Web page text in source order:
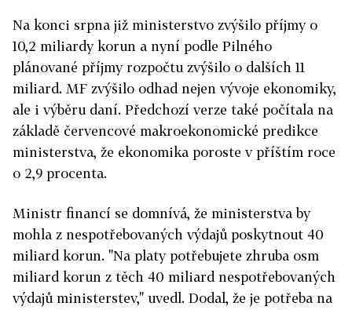
Na konci srpna již ministerstvo zvýšilo příjmy o
10,2 miliardy korun a nyní podle Pilného
plánované příjmy rozpočtu zvýšilo o dalších 11
miliard. MF zvýšilo odhad nejen vývoje ekonomiky,
ale i výběru daní. Předchozí verze také počítala na
základě červencové makroekonomické predikce
ministerstva, že ekonomika poroste v příštím roce
o 2,9 procenta.
Ministr financí se domnívá, že ministerstva by
mohla z nespotřebovaných výdajů poskytnout 40
miliard korun. "Na platy potřebujete zhruba osm
miliard korun z těch 40 miliard nespotřebovaných
výdajů ministerstev," uvedl. Dodal, že je potřeba na